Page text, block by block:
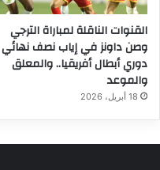
القنوات الناقلة لمباراة الترجي
وصن داونز في إياب نصف نهائي
دوري أبطال أفريقيا.. والمعلق
والموعد
18 أبريل، 2026